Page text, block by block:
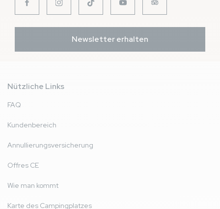
Newsletter erhalten
Nützliche Links
FAQ
Kundenbereich
Annullierungsversicherung
Offres CE
Wie man kommt
Karte des Campingplatzes